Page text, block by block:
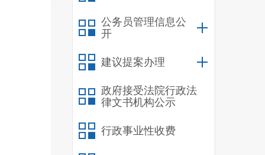
公务员管理信息公
开
建议提案办理
政府接受法院行政法
律文书机构公示
行政事业性收费